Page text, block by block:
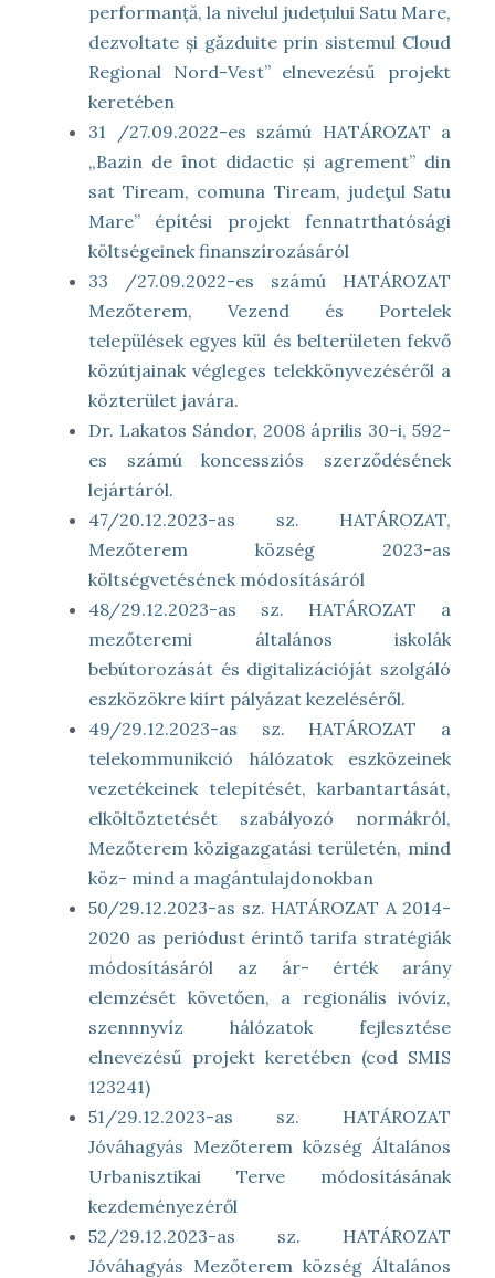
performanță, la nivelul județului Satu Mare,
dezvoltate și găzduite prin sistemul Cloud
Regional Nord-Vest” elnevezésű projekt
keretében
31 /27.09.2022-es számú HATÁROZAT a
„Bazin de înot didactic și agrement” din
sat Tiream, comuna Tiream, judeţul Satu
Mare” építési projekt fennatrthatósági
költségeinek finanszírozásáról
33 /27.09.2022-es számú HATÁROZAT
Mezőterem, Vezend és Portelek
települések egyes kül és belterületen fekvő
közútjainak végleges telekkönyvezéséről a
közterület javára.
Dr. Lakatos Sándor, 2008 április 30-i, 592-
es számú koncessziós szerződésének
lejártáról.
47/20.12.2023-as sz. HATÁROZAT,
Mezőterem község 2023-as
költségvetésének módosításáról
48/29.12.2023-as sz. HATÁROZAT a
mezőteremi általános iskolák
bebútorozását és digitalizációját szolgáló
eszközökre kiírt pályázat kezeléséről.
49/29.12.2023-as sz. HATÁROZAT a
telekommunikció hálózatok eszközeinek
vezetékeinek telepítését, karbantartását,
elköltöztetését szabályozó normákról,
Mezőterem közigazgatási területén, mind
köz- mind a magántulajdonokban
50/29.12.2023-as sz. HATÁROZAT A 2014-
2020 as periódust érintő tarifa stratégiák
módosításáról az ár- érték arány
elemzését követően, a regionális ivóvíz,
szennnyvíz hálózatok fejlesztése
elnevezésű projekt keretében (cod SMIS
123241)
51/29.12.2023-as sz. HATÁROZAT
Jóváhagyás Mezőterem község Általános
Urbanisztikai Terve módosításának
kezdeményezéről
52/29.12.2023-as sz. HATÁROZAT
Jóváhagyás Mezőterem község Általános